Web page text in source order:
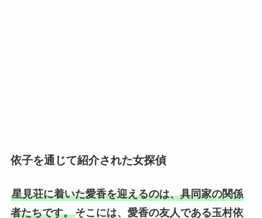
依子を通じて紹介された女探偵
星見荘に着いた愛香を迎えるのは、具同家の関係
者たちです。そこには、愛香の友人である玉村依